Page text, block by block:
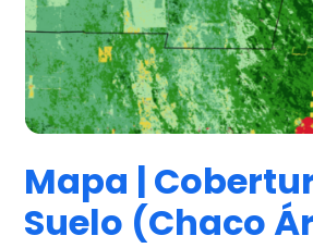
Mapa |
Suelo (Chaco